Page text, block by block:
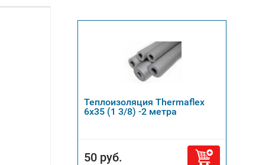
Теплоизоляция Thermaflex
6х35 (1 3/8) -2 метра
50 руб.